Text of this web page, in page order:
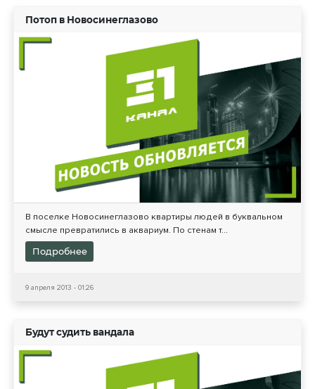
Потоп в Новосинеглазово
В поселке Новосинеглазово квартиры людей в буквальном
смысле превратились в аквариум. По стенам т...
Подробнее
9 апреля 2013 - 01:26
Будут судить вандала